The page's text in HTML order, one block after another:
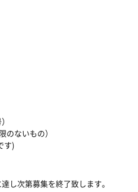
ないもの）
す)
し次第募集を終了致します。